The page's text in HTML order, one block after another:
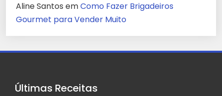
Aline Santos emComo Fazer Brigadeiros
Gourmet para Vender Muito
Últimas Receitas